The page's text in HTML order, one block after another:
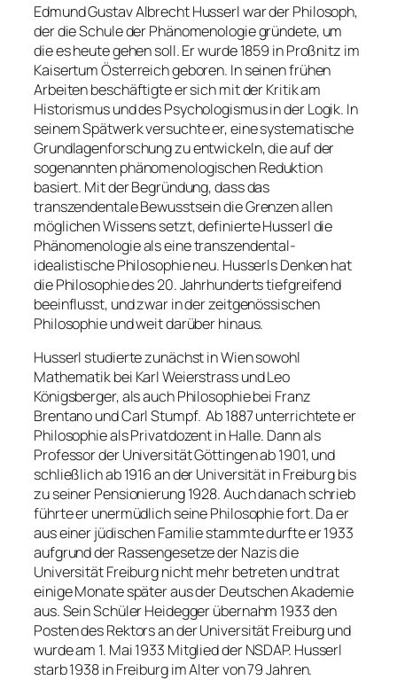
Edmund Gustav Albrecht Husserl war der Philosoph,
der die Schule der Phänomenologie gründete, um
die es heute gehen soll. Er wurde 1859 in Proßnitz im
Kaisertum Österreich geboren. In seinen frühen
Arbeiten beschäftigte er sich mit der Kritik am
Historismus und des Psychologismus in der Logik. In
seinem Spätwerk versuchte er, eine systematische
Grundlagenforschung zu entwickeln, die auf der
sogenannten phänomenologischen Reduktion
basiert. Mit der Begründung, dass das
transzendentale Bewusstsein die Grenzen allen
möglichen Wissens setzt, definierte Husserl die
Phänomenologie als eine transzendental-
idealistische Philosophie neu. Husserls Denken hat
die Philosophie des 20. Jahrhunderts tiefgreifend
beeinflusst, und zwar in der zeitgenössischen
Philosophie und weit darüber hinaus.
Husserl studierte zunächst in Wien sowohl
Mathematik bei Karl Weierstrass und Leo
Königsberger, als auch Philosophie bei Franz
Brentano und Carl Stumpf. Ab 1887 unterrichtete er
Philosophie als Privatdozent in Halle. Dann als
Professor der Universität Göttingen ab 1901, und
schließlich ab 1916 an der Universität in Freiburg bis
zu seiner Pensionierung 1928. Auch danach schrieb
führte er unermüdlich seine Philosophie fort. Da er
aus einer jüdischen Familie stammte durfte er 1933
aufgrund der Rassengesetze der Nazis die
Universität Freiburg nicht mehr betreten und trat
einige Monate später aus der Deutschen Akademie
aus. Sein Schüler Heidegger übernahm 1933 den
Posten des Rektors an der Universität Freiburg und
wurde am 1. Mai 1933 Mitglied der NSDAP. Husserl
starb 1938 in Freiburg im Alter von 79 Jahren.